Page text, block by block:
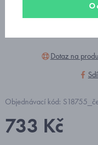
Dotaz na
Objednávací kód:
733 Kč